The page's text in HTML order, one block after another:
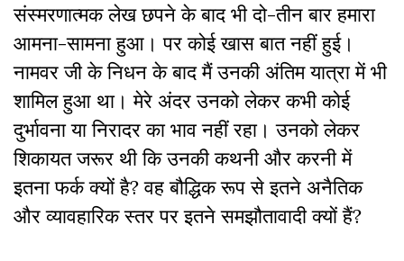
संस्मरणात्मक लेख छपने के बाद भी दो-तीन बार हमारा
आमना-सामना हुआ। पर कोई खास बात नहीं हुई।
नामवर जी के निधन के बाद मैं उनकी अंतिम यात्रा में भी
शामिल हुआ था। मेरे अंदर उनको लेकर कभी कोई
दुर्भावना या निरादर का भाव नहीं रहा। उनको लेकर
शिकायत जरूर थी कि उनकी कथनी और करनी में
इतना फर्क क्यों है? वह बौद्धिक रूप से इतने अनैतिक
और व्यावहारिक स्तर पर इतने समझौतावादी क्यों हैं?